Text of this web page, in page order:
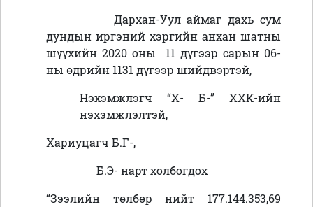
Дархан-Уул аймаг дахь сум
дундын иргэний хэргийн анхан шатны
шүүхийн 2020 оны 11 дүгээр сарын 06-
ны өдрийн 1131 дүгээр шийдвэртэй,
Нэхэмжлэгч “Х- Б-” ХХК-ийн
нэхэмжлэлтэй,
Хариуцагч Б.Г-,
Б.Э- нарт холбогдох
“Зээлийн төлбөр нийт 177.144.353,69